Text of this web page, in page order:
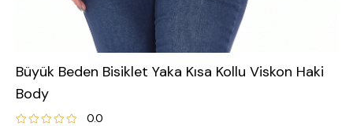
Büyük Beden Bisiklet Yaka Kısa Kollu Viskon Haki
Body
0.0